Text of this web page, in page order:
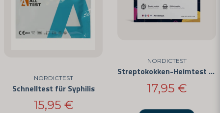
NORDICTEST
Schnelltest für Syphilis
15,95 €
NORDICTEST
Streptokokken-Heimtest (3er-Pack)
17,95 €